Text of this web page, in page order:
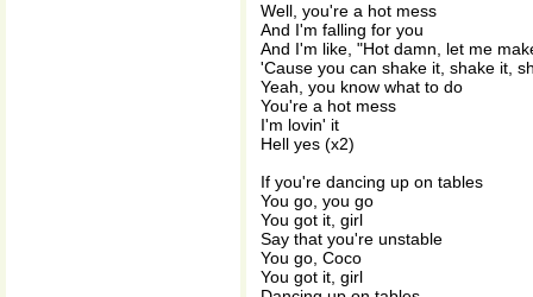
Well, you're a hot mess
And I'm falling for you
And I'm like, "Hot damn, let me
'Cause you can shake it, shake it,
Yeah, you know what to do
You're a hot mess
I'm lovin' it
Hell yes (x2)
If you're dancing up on tables
You go, you go
You got it, girl
Say that you're unstable
You go, Coco
You got it, girl